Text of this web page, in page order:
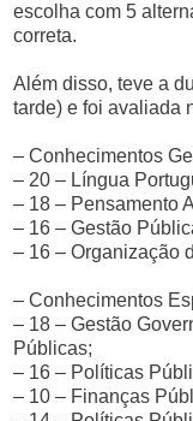
escolha com 5
correta.
Além disso, teve a
tarde) e foi avaliada
– Conhecimentos
– 20 – Língua
– 18 – Pensamento
– 16 – Gestão
– 16 – Organização
– Conhecimentos
– 18 – Gestão
Públicas;
– 16 – Políticas
– 10 – Finanças